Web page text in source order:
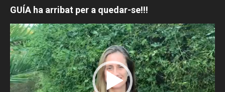
GUÍA ha arribat per a quedar-se!!!
Reproductor
de
vídeo